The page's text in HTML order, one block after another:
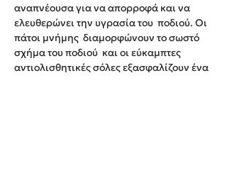
αναπνέουσα για να απορροφά και να
ελευθερώνει την υγρασία του ποδιού. Οι
πάτοι μνήμης διαμορφώνουν το σωστό
σχήμα του ποδιού και οι εύκαμπτες
αντιολισθητικές σόλες εξασφαλίζουν ένα